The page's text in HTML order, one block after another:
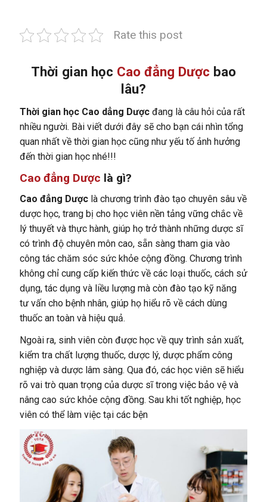
Rate this post
Thời gian học Cao đẳng Dược bao
lâu?
Thời gian học Cao dẳng Dượcđang là câu hỏi của rất
nhiều người. Bài viết dưới đây sẽ cho bạn cái nhìn tổng
quan nhất về thời gian học cũng như yếu tố ảnh hưởng
đến thời gian học nhé!!!
Cao đẳng Dược là gì?
Cao đẳng Dượclà chương trình đào tạo chuyên sâu về
dược học, trang bị cho học viên nền tảng vững chắc về
lý thuyết và thực hành, giúp họ trở thành những dược sĩ
có trình độ chuyên môn cao, sẵn sàng tham gia vào
công tác chăm sóc sức khỏe cộng đồng. Chương trình
không chỉ cung cấp kiến thức về các loại thuốc, cách sử
dụng, tác dụng và liều lượng mà còn đào tạo kỹ năng
tư vấn cho bệnh nhân, giúp họ hiểu rõ về cách dùng
thuốc an toàn và hiệu quả.
Ngoài ra, sinh viên còn được học về quy trình sản xuất,
kiểm tra chất lượng thuốc, dược lý, dược phẩm công
nghiệp và dược lâm sàng. Qua đó, các học viên sẽ hiểu
rõ vai trò quan trọng của dược sĩ trong việc bảo vệ và
nâng cao sức khỏe cộng đồng. Sau khi tốt nghiệp, học
viên có thể làm việc tại các bện